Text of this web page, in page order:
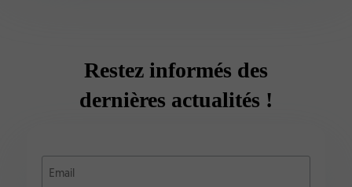
Restez informés des
dernières actualités !